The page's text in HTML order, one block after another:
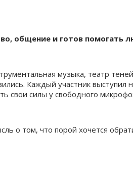
общение и готов помогать
музыка, театр
Каждый участник
свои силы у свободного
о том, что порой хочется